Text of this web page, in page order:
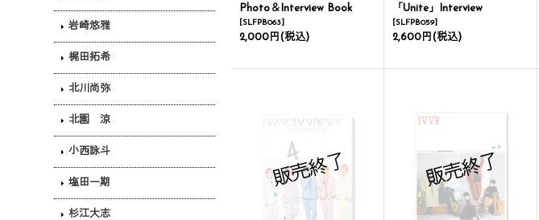
岩崎悠雅
梶田拓希
北川尚弥
北園 涼
小西詠斗
塩田一期
杉江大志
Photo＆Interview Book
[SLFPB063]
2,000円 (税込)
「Unite」Interview
[SLFPB059]
2,600円 (税込)